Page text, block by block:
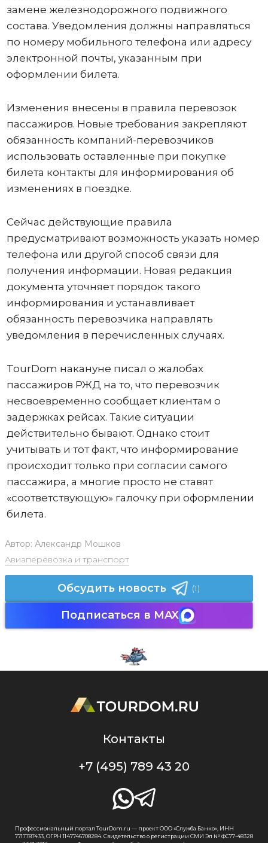
замене железнодорожного подвижного
состава. Уведомления должны направляться
по номеру мобильного телефона или адресу
электронной почты, указанным при
оформлении билета.
Изменения внесены в правила перевозок
пассажиров. Новые требования закрепляют
обязанность компаний-перевозчиков
использовать оставленные при покупке
билета контакты для информирования об
изменениях в поездке.
Сейчас действующие правила
предусматривают возможность указать номер
телефона или другой способ связи для
получения информации. Новая редакция
документа уточняет порядок такого
информирования и устанавливает
обязанность перевозчика направлять
уведомления в перечисленных случаях.
TourDom накануне писал о жалобах
пассажиров РЖД на то, что перевозчик
несвоевременно сообщает клиентам о
задержках рейсах. Такие ситуации
действительно бывают. Однако стоит
учитывать и тот факт, что информирование
происходит только при согласии самого
пассажира, а многие просто не ставят
«соответствующую» галочку при оформлении
билета.
Автор: Александр Мошков
Авиаперевозка и транспорт
Обсудить новость (1)
Подписаться в MAX
Контакты
+7 (495) 789 43 20
Профессиональный портал TourDom.ru — проект ООО «Служба Банко», ИНН
7717787433, ОГРН 1147746708284. Свидетельство о регистрации СМИ Эл № ФС77-48328